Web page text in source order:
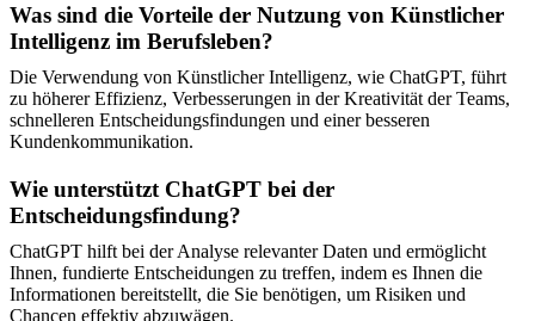
Was sind die Vorteile der Nutzung von Künstlicher
Intelligenz im Berufsleben?
Die Verwendung von Künstlicher Intelligenz, wie ChatGPT, führt
zu höherer Effizienz, Verbesserungen in der Kreativität der Teams,
schnelleren Entscheidungsfindungen und einer besseren
Kundenkommunikation.
Wie unterstützt ChatGPT bei der
Entscheidungsfindung?
ChatGPT hilft bei der Analyse relevanter Daten und ermöglicht
Ihnen, fundierte Entscheidungen zu treffen, indem es Ihnen die
Informationen bereitstellt, die Sie benötigen, um Risiken und
Chancen effektiv abzuwägen.